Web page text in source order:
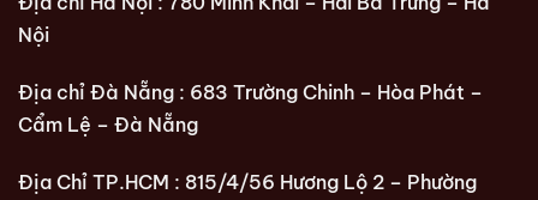
Nội
Địa chỉ Đà Nẵng : 683 Trường Chinh – Hòa Phát –
Cẩm Lệ – Đà Nẵng
Địa Chỉ TP.HCM : 815/4/56 Hương Lộ 2 – Phường